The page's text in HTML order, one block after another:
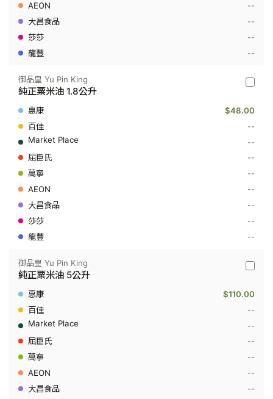
公
升
--
--
--
--
御
皇
Yu
Pin
粟
油
1.8
升
御品皇 Yu Pin King
純正粟米油 1.8公升
$48.00
--
--
--
--
--
--
--
--
御
皇
Yu
Pin
粟
油
御品皇 Yu Pin King
純正粟米油 5公升
$110.00
--
--
--
--
--
--